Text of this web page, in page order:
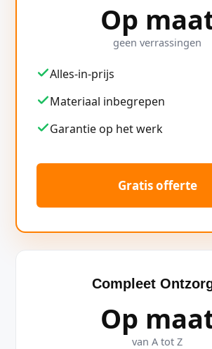
Op
geen verrassingen
Alles-in-prijs
Materiaal inbegrepen
Garantie op het werk
Gratis offerte
Compleet
Op
van A tot Z